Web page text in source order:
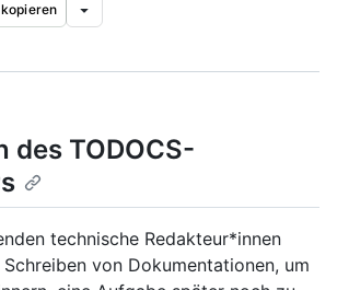
des TODOCS-
technische Redakteur*innen
von Dokumentationen, um